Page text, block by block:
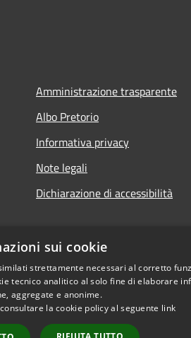
Amministrazione trasparente
Albo Pretorio
Informativa privacy
Note legali
Dichiarazione di accessibilità
sui cookie
strettamente necessari al corretto
tecnico analitico al solo fine di elaborare
aggregate e anonime.
la cookie policy al seguente link